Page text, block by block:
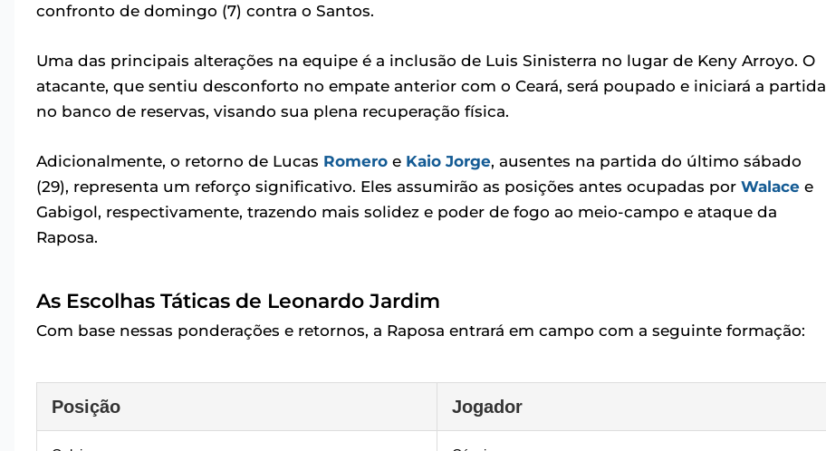
confronto de domingo (7) contra o Santos.
Uma das principais alterações na equipe é a inclusão de Luis Sinisterra no lugar de Keny Arroyo. O
atacante, que sentiu desconforto no empate anterior com o Ceará, será poupado e iniciará a partida
no banco de reservas, visando sua plena recuperação física.
Adicionalmente, o retorno de Lucas Romero e Kaio Jorge, ausentes na partida do último sábado
(29), representa um reforço significativo. Eles assumirão as posições antes ocupadas por Walace e
Gabigol, respectivamente, trazendo mais solidez e poder de fogo ao meio-campo e ataque da
Raposa.
As Escolhas Táticas de Leonardo Jardim
Com base nessas ponderações e retornos, a Raposa entrará em campo com a seguinte formação:
Posição Jogador